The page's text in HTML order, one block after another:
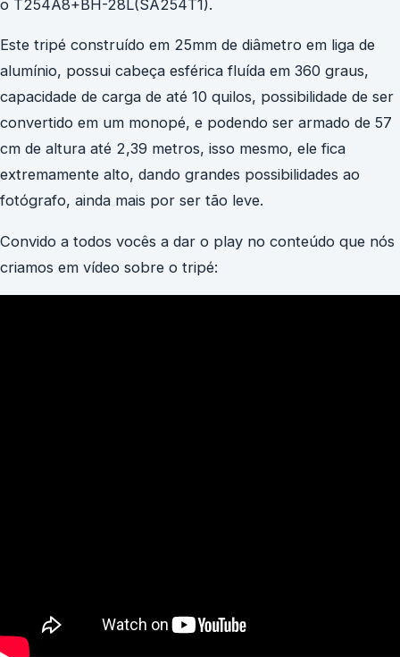
o T254A8+BH-28L(SA254T1).
Este tripé construído em 25mm de diâmetro em liga de
alumínio, possui cabeça esférica fluída em 360 graus,
capacidade de carga de até 10 quilos, possibilidade de ser
convertido em um monopé, e podendo ser armado de 57
cm de altura até 2,39 metros, isso mesmo, ele fica
extremamente alto, dando grandes possibilidades ao
fotógrafo, ainda mais por ser tão leve.
Convido a todos vocês a dar o play no conteúdo que nós
criamos em vídeo sobre o tripé: